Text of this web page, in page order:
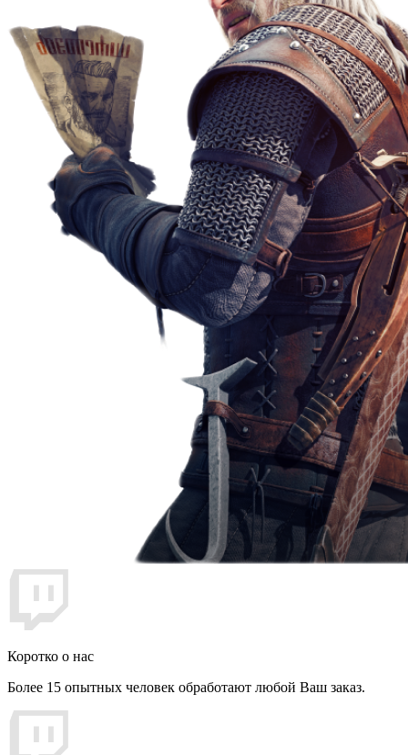
Коротко о нас
Более 15 опытных человек обработают любой Ваш заказ.